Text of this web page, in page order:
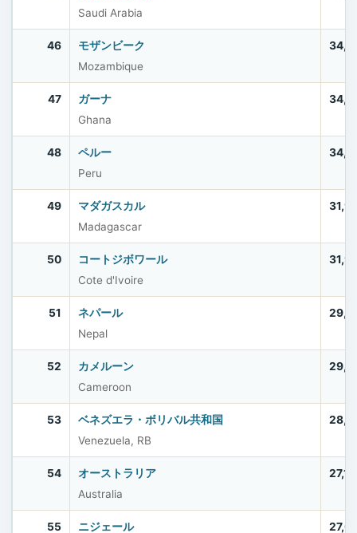
Saudi Arabia
46
モザンビーク
Mozambique
47
ガーナ
Ghana
48
ペルー
Peru
49
マダガスカル
Madagascar
50
コートジボワール
Cote d'Ivoire
51
ネパール
Nepal
52
カメルーン
Cameroon
53
ベネズエラ・ボリバル共和国
Venezuela, RB
54
オーストラリア
Australia
55
ニジェール